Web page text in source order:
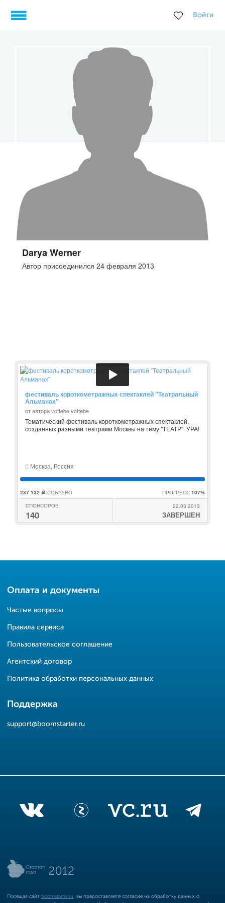
Войти
Darya Werner
Автор присоединился 24 февраля 2013
фестиваль короткометражных спектаклей "Театральный
Альманах"
от автора vottebe vottebe
Тематический фестиваль короткометражных спектаклей,
созданных разными театрами Москвы на тему "ТЕАТР". УРА!
Москва, Россия
237 132 c СОБРАНО ПРОГРЕСС 107%
СПОНСОРОВ
140
22.03.2013
ЗАВЕРШЕН
Оплата и документы
Частые вопросы
Правила сервиса
Пользовательское соглашение
Агентский договор
Политика обработки персональных данных
Поддержка
support@boomstarter.ru
Посещая сайт boomstarter.ru , вы предоставляете согласие на обработку данных о